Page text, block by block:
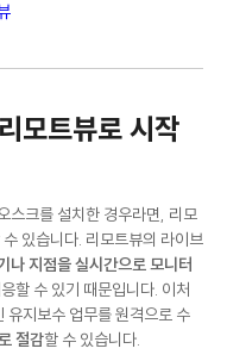
모트뷰로 시작
스크를 설치한 경우라면, 리모
있습니다. 리모트뷰의 라이브
나 지점을 실시간으로 모니터
할 수 있기 때문입니다. 이처
유지보수 업무를 원격으로 수
절감할 수 있습니다.